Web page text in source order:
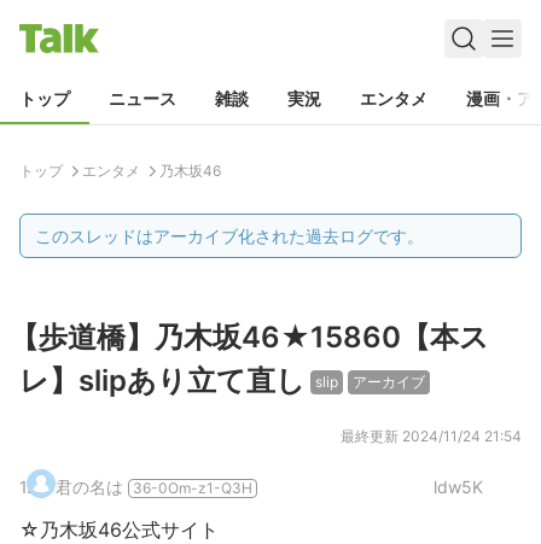
トップ ニュース 雑談 実況 エンタメ 漫画・ア
トップ エンタメ 乃木坂46
このスレッドはアーカイブ化された過去ログです。
【歩道橋】乃木坂46★15860【本ス
レ】slipあり立て直し
slip アーカイブ
最終更新 2024/11/24 21:54
1. 君の名は 36-0Om-z1-Q3H ldw5K
☆乃木坂46公式サイト